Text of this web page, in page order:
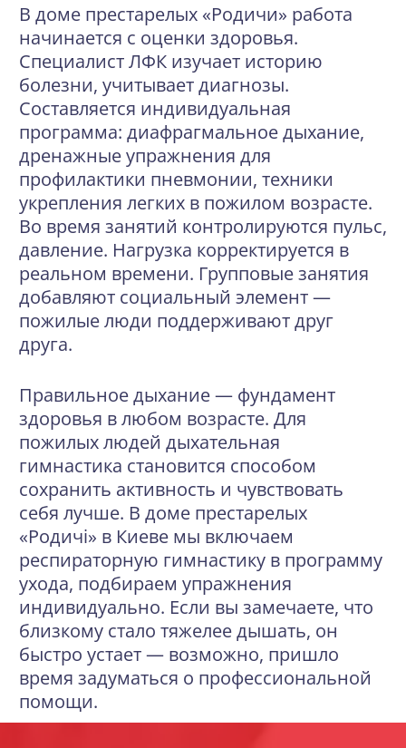
В доме престарелых «Родичи» работа
начинается с оценки здоровья.
Специалист ЛФК изучает историю
болезни, учитывает диагнозы.
Составляется индивидуальная
программа: диафрагмальное дыхание,
дренажные упражнения для
профилактики пневмонии, техники
укрепления легких в пожилом возрасте.
Во время занятий контролируются пульс,
давление. Нагрузка корректируется в
реальном времени. Групповые занятия
добавляют социальный элемент —
пожилые люди поддерживают друг
друга.
Правильное дыхание — фундамент
здоровья в любом возрасте. Для
пожилых людей дыхательная
гимнастика становится способом
сохранить активность и чувствовать
себя лучше. В доме престарелых
«Родичi» в Киеве мы включаем
респираторную гимнастику в программу
ухода, подбираем упражнения
индивидуально. Если вы замечаете, что
близкому стало тяжелее дышать, он
быстро устает — возможно, пришло
время задуматься о профессиональной
помощи.